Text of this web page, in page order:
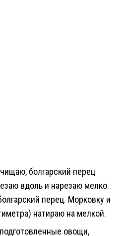
болгарский перец
вдоль и нарезаю мелко.
перец. Морковку и
натираю на мелкой.
овощи,